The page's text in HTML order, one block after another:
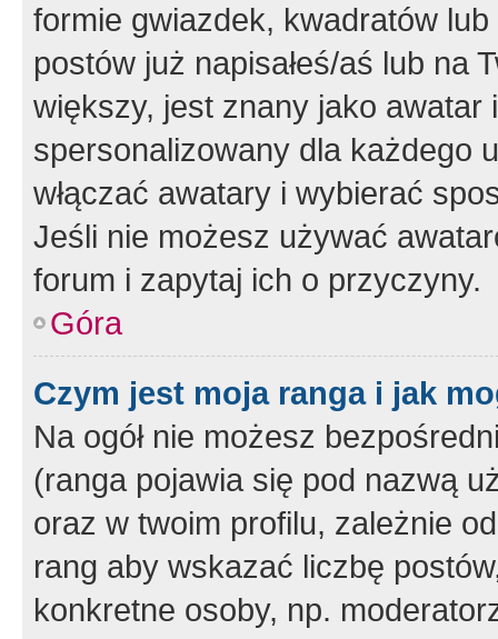
formie gwiazdek, kwadratów
postów już napisałeś/aś lub na
większy, jest znany jako
spersonalizowany dla każdego
włączać awatary i wybierać
Jeśli nie możesz używać
forum i zapytaj ich o przyczyny.
Góra
Czym jest moja ranga i jak
Na ogół nie możesz
(ranga pojawia się pod nazwą
oraz w twoim profilu, zależnie
rang aby wskazać liczbę
konkretne osoby, np.